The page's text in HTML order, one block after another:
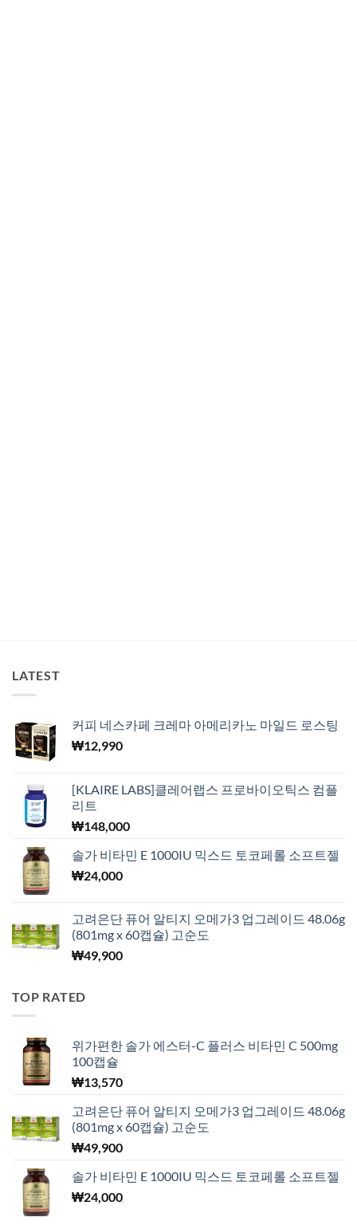
LATEST
커피 네스카페 크레마 아메리카노 마일드 로스팅
₩12,990
[KLAIRE LABS]클레어랩스 프로바이오틱스 컴플
리트
₩148,000
솔가 비타민 E 1000IU 믹스드 토코페롤 소프트젤
₩24,000
고려은단 퓨어 알티지 오메가3 업그레이드 48.06g
(801mg x 60캡슐) 고순도
₩49,900
TOP RATED
위가편한 솔가 에스터-C 플러스 비타민 C 500mg
100캡슐
₩13,570
고려은단 퓨어 알티지 오메가3 업그레이드 48.06g
(801mg x 60캡슐) 고순도
₩49,900
솔가 비타민 E 1000IU 믹스드 토코페롤 소프트젤
₩24,000